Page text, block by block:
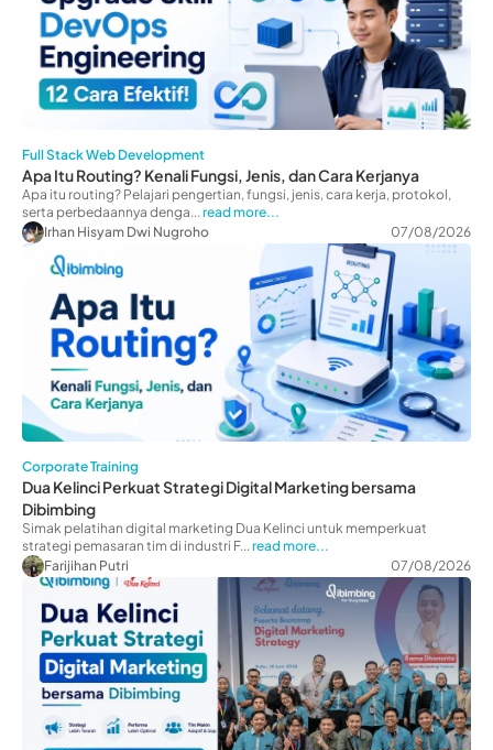
Full Stack Web Development
Apa Itu Routing? Kenali Fungsi, Jenis, dan Cara Kerjanya
Apa itu routing? Pelajari pengertian, fungsi, jenis, cara kerja, protokol,
serta perbedaannya denga...read more...
Irhan Hisyam Dwi Nugroho
07/08/2026
Corporate Training
Dua Kelinci Perkuat Strategi Digital Marketing bersama
Dibimbing
Simak pelatihan digital marketing Dua Kelinci untuk memperkuat
strategi pemasaran tim di industri F...read more...
Farijihan Putri
07/08/2026